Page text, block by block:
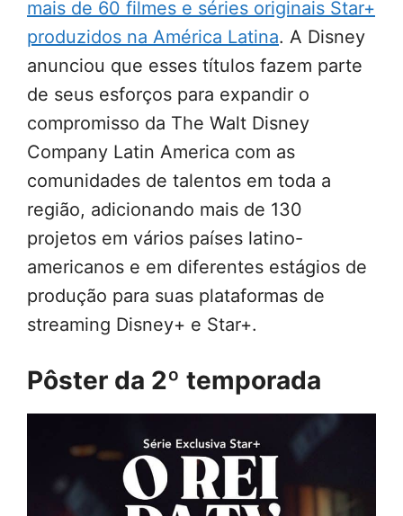
mais de 60 filmes e séries originais Star+
produzidos na América Latina. A Disney
anunciou que esses títulos fazem parte
de seus esforços para expandir o
compromisso da The Walt Disney
Company Latin America com as
comunidades de talentos em toda a
região, adicionando mais de 130
projetos em vários países latino-
americanos e em diferentes estágios de
produção para suas plataformas de
streaming Disney+ e Star+.
Pôster da 2º temporada